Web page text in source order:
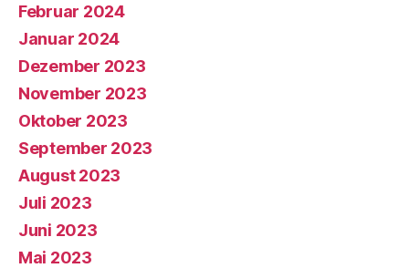
Februar 2024
Januar 2024
Dezember 2023
November 2023
Oktober 2023
September 2023
August 2023
Juli 2023
Juni 2023
Mai 2023